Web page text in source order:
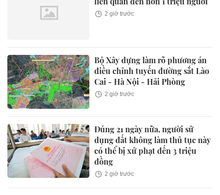
2 giờ trước
Bộ Xây dựng làm rõ phương án
điều chỉnh tuyến đường sắt Lào
Cai - Hà Nội - Hải Phòng
2 giờ trước
Đúng 21 ngày nữa, người sử
dụng đất không làm thủ tục này
có thể bị xử phạt đến 3 triệu
đồng
2 giờ trước